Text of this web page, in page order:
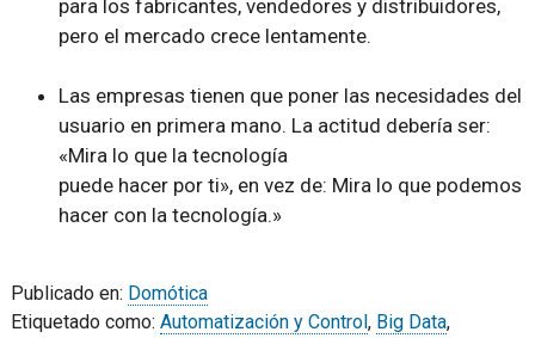
para los fabricantes, vendedores y distribuidores,
pero el mercado crece lentamente.
Las empresas tienen que poner las necesidades del
usuario en primera mano. La actitud debería ser:
«Mira lo que la tecnología
puede hacer por ti», en vez de: Mira lo que podemos
hacer con la tecnología.»
Publicado en: Domótica
Etiquetado como: Automatización y Control, Big Data,